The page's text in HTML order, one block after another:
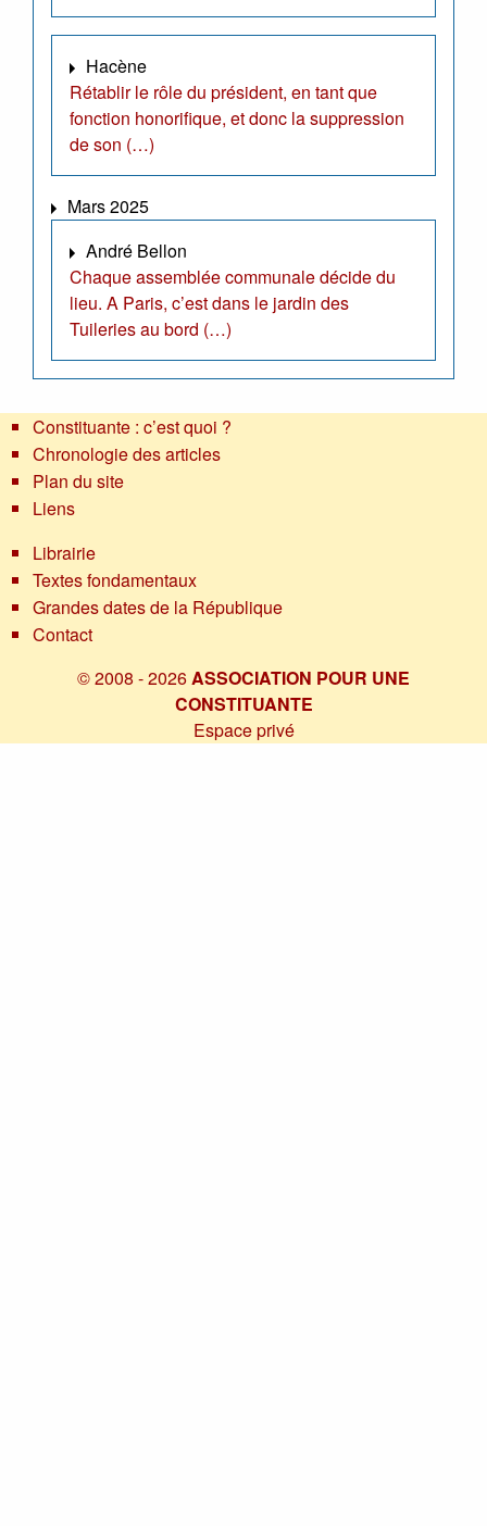
Hacène
Rétablir le rôle du président, en tant que
fonction honorifique, et donc la suppression
de son (…)
Mars 2025
André Bellon
Chaque assemblée communale décide du
lieu. A Paris, c’est dans le jardin des
Tuileries au bord (…)
Constituante : c’est quoi ?
Chronologie des articles
Plan du site
Liens
Librairie
Textes fondamentaux
Grandes dates de la République
Contact
© 2008 - 2026ASSOCIATION POUR UNE
CONSTITUANTE
Espace privé